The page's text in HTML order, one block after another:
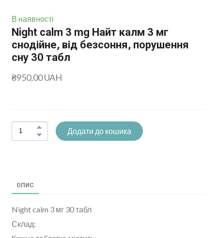
В наявності
Night calm 3 mg Найт калм 3 мг
снодійне, від безсоння, порушення
сну 30 табл
₴950,00 UAH
Додати до кошика
ОПИС
Night calm 3 мг 30 табл
Склад: